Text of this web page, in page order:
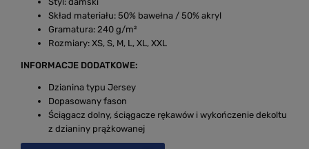
Skład materiału: 50% bawełna / 50% akryl
Gramatura: 240 g/m²
Rozmiary: XS, S, M, L, XL, XXL
INFORMACJE DODATKOWE:
Dzianina typu Jersey
Dopasowany fason
Ściągacz dolny, ściągacze rękawów i wykończenie dekoltu
z dzianiny prążkowanej